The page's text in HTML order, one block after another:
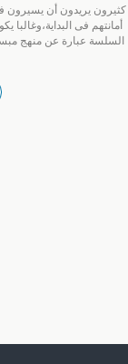
كثيرون يريدون أن يسيرون
أمانتهم فى
السلسة عبارة عن منهج